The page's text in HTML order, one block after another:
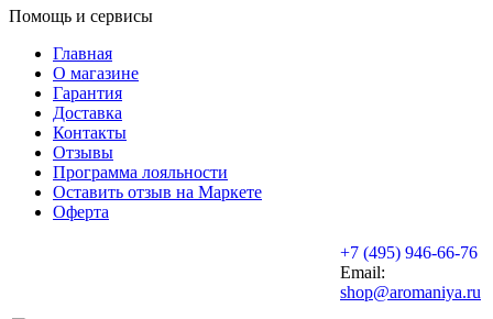
Помощь и сервисы
Главная
О магазине
Гарантия
Доставка
Контакты
Отзывы
Программа лояльности
Оставить отзыв на Маркете
Оферта
+7 (495) 946-66-76
Email:
shop@aromaniya.ru